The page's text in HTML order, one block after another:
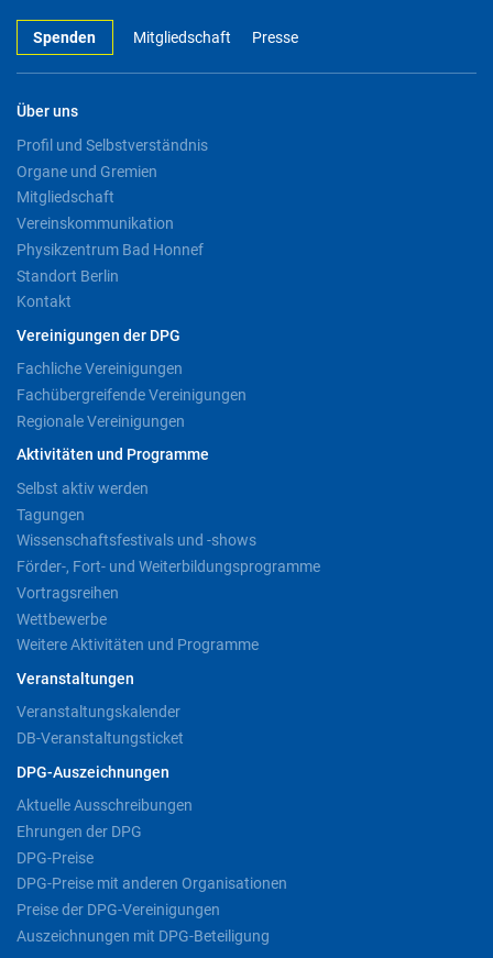
Spenden Mitgliedschaft Presse
Über uns
Profil und Selbstverständnis
Organe und Gremien
Mitgliedschaft
Vereinskommunikation
Physikzentrum Bad Honnef
Standort Berlin
Kontakt
Vereinigungen der DPG
Fachliche Vereinigungen
Fachübergreifende Vereinigungen
Regionale Vereinigungen
Aktivitäten und Programme
Selbst aktiv werden
Tagungen
Wissenschaftsfestivals und -shows
Förder-, Fort- und Weiterbildungsprogramme
Vortragsreihen
Wettbewerbe
Weitere Aktivitäten und Programme
Veranstaltungen
Veranstaltungskalender
DB-Veranstaltungsticket
DPG-Auszeichnungen
Aktuelle Ausschreibungen
Ehrungen der DPG
DPG-Preise
DPG-Preise mit anderen Organisationen
Preise der DPG-Vereinigungen
Auszeichnungen mit DPG-Beteiligung